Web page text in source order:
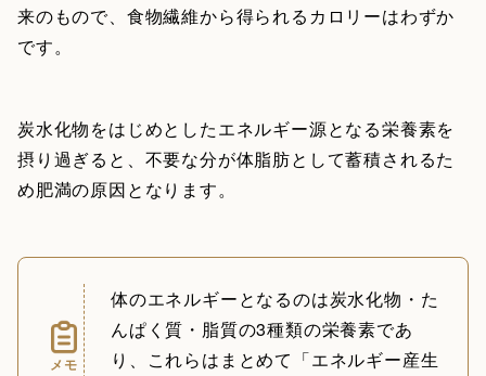
来のもので、食物繊維から得られるカロリーはわずか
です。
炭水化物をはじめとしたエネルギー源となる栄養素を
摂り過ぎると、不要な分が体脂肪として蓄積されるた
め肥満の原因となります。
メモ
体のエネルギーとなるのは炭水化物・た
んぱく質・脂質の3種類の栄養素であ
り、これらはまとめて「エネルギー産生